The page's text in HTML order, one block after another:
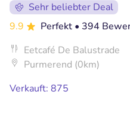
Sehr beliebter Deal
9.9
Perfekt • 394
Eetcafé De Balustrade
Purmerend (0km)
Verkauft: 875